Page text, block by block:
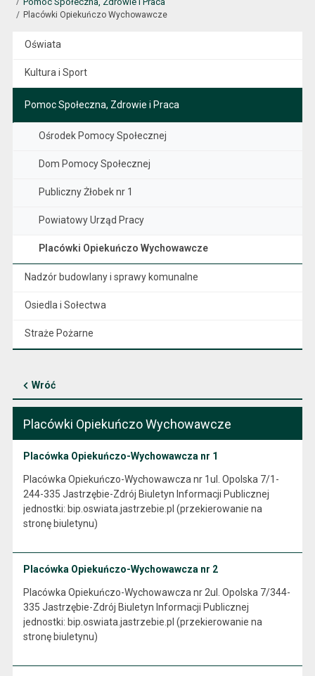
Placówki Opiekuńczo Wychowawcze
Oświata
Kultura i Sport
Pomoc Społeczna, Zdrowie i Praca
Ośrodek Pomocy Społecznej
Dom Pomocy Społecznej
Publiczny Żłobek nr 1
Powiatowy Urząd Pracy
Placówki Opiekuńczo Wychowawcze
Nadzór budowlany i sprawy komunalne
Osiedla i Sołectwa
Straże Pożarne
Wróć
Placówki Opiekuńczo Wychowawcze
Placówka Opiekuńczo-Wychowawcza nr 1
Placówka Opiekuńczo-Wychowawcza nr 1ul. Opolska 7/1-
244-335 Jastrzębie-Zdrój Biuletyn Informacji Publicznej
jednostki: bip.oswiata.jastrzebie.pl (przekierowanie na
stronę biuletynu)
Placówka Opiekuńczo-Wychowawcza nr 2
Placówka Opiekuńczo-Wychowawcza nr 2ul. Opolska 7/344-
335 Jastrzębie-Zdrój Biuletyn Informacji Publicznej
jednostki: bip.oswiata.jastrzebie.pl (przekierowanie na
stronę biuletynu)